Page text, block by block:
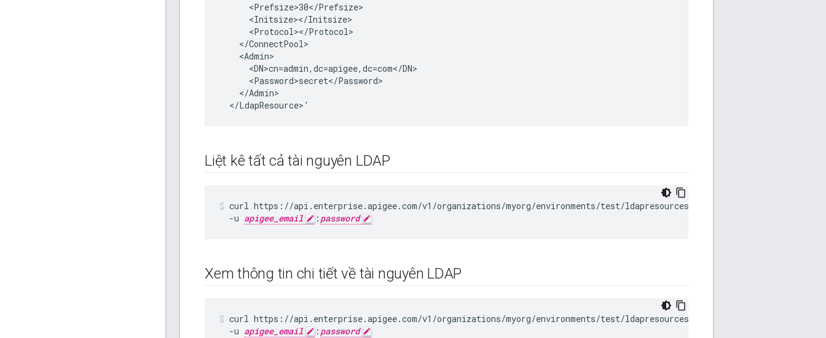
      <Prefsize>30</Prefsize>
      <Initsize></Initsize>
      <Protocol></Protocol>
    </ConnectPool>
    <Admin>
      <DN>cn=admin,dc=apigee,dc=com</DN>
      <Password>secret</Password>
    </Admin>
  </LdapResource>'
Liệt kê tất cả tài nguyên LDAP
curl https://api.enterprise.apigee.com/v1/organizations/myorg/environments/test/ldapresources \
  -u
apigee_email : password
Xem thông tin chi tiết về tài nguyên LDAP
curl https://api.enterprise.apigee.com/v1/organizations/myorg/environments/test/ldapresources/ldap1 \
  -u
apigee_email : password